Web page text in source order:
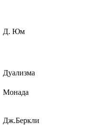
Д. Юм
Дуализма
Монада
Дж.Беркли